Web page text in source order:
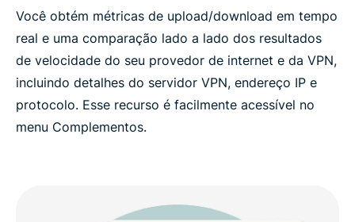
Você obtém métricas de upload/download em tempo
real e uma comparação lado a lado dos resultados
de velocidade do seu provedor de internet e da VPN,
incluindo detalhes do servidor VPN, endereço IP e
protocolo. Esse recurso é facilmente acessível no
menu Complementos.